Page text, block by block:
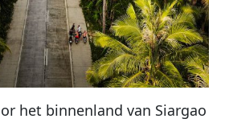
het binnenland van Siargao